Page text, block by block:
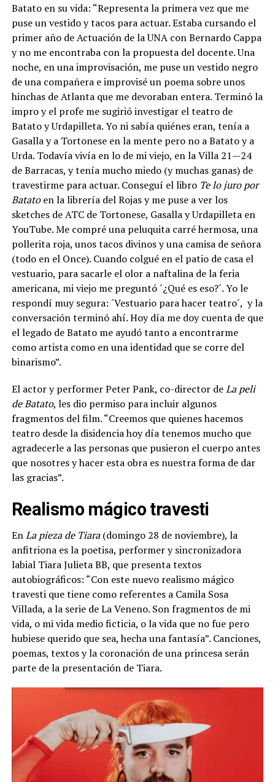
Batato en su vida: “Representa la primera vez que me
puse un vestido y tacos para actuar. Estaba cursando el
primer año de Actuación de la UNA con Bernardo Cappa
y no me encontraba con la propuesta del docente. Una
noche, en una improvisación, me puse un vestido negro
de una compañera e improvisé un poema sobre unos
hinchas de Atlanta que me devoraban entera. Terminó la
impro y el profe me sugirió investigar el teatro de
Batato y Urdapilleta. Yo ni sabía quiénes eran, tenía a
Gasalla y a Tortonese en la mente pero no a Batato y a
Urda. Todavía vivía en lo de mi viejo, en la Villa 21—24
de Barracas, y tenía mucho miedo (y muchas ganas) de
travestirme para actuar. Conseguí el libro Te lo juro por
Batatoen la librería del Rojas y me puse a ver los
sketches de ATC de Tortonese, Gasalla y Urdapilleta en
YouTube. Me compré una peluquita carré hermosa, una
pollerita roja, unos tacos divinos y una camisa de señora
(todo en el Once). Cuando colgué en el patio de casa el
vestuario, para sacarle el olor a naftalina de la feria
americana, mi viejo me preguntó ´¿Qué es eso?´. Yo le
respondí muy segura: ´Vestuario para hacer teatro´, y la
conversación terminó ahí. Hoy día me doy cuenta de que
el legado de Batato me ayudó tanto a encontrarme
como artista como en una identidad que se corre del
binarismo”.
El actor y performer Peter Pank, co-director deLa peli
de Batato, les dio permiso para incluir algunos
fragmentos del film. “Creemos que quienes hacemos
teatro desde la disidencia hoy día tenemos mucho que
agradecerle a las personas que pusieron el cuerpo antes
que nosotres y hacer esta obra es nuestra forma de dar
las gracias”.
Realismo mágico travesti
EnLa pieza de Tiara(domingo 28 de noviembre), la
anfitriona es la poetisa, performer y sincronizadora
labial Tiara Julieta BB, que presenta textos
autobiográficos: “Con este nuevo realismo mágico
travesti que tiene como referentes a Camila Sosa
Villada, a la serie de La Veneno. Son fragmentos de mi
vida, o mi vida medio ficticia, o la vida que no fue pero
hubiese querido que sea, hecha una fantasía”. Canciones,
poemas, textos y la coronación de una princesa serán
parte de la presentación de Tiara.